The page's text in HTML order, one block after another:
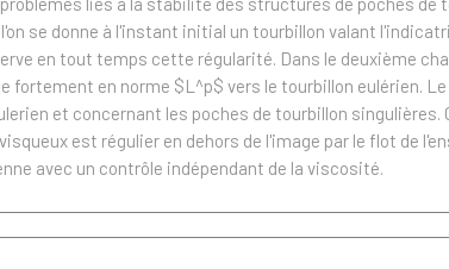
se donne à l'instant initial un tourbillon valant
en tout temps cette régularité. Dans le deuxième
fortement en norme $L^p$ vers le tourbillon eulérien.
et concernant les poches de tourbillon
est régulier en dehors de l'image par le flot de
avec un contrôle indépendant de la viscosité.